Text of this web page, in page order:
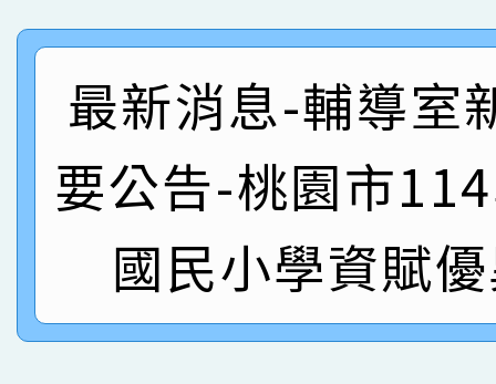
創客第三名。
賽 洪綺君教師榮獲社
名
賀！本校阿巴斯O蜜、
倩參加桃園市科展 國
名 指導老師王老師、
賀！本校四年二班張O
園市英語競賽國小朗讀
賀！本校參加桃園市中
臺灣台語-第二名
賀！本校參與2026世
市賽榮獲科學小創客佳
最新消息-輔導室
要公告-桃園市
國民小學資賦